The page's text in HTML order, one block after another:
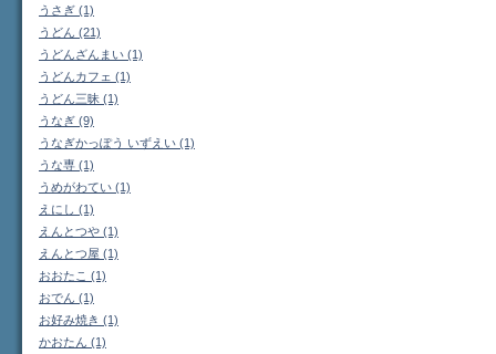
うさぎ (1)
うどん (21)
うどんざんまい (1)
うどんカフェ (1)
うどん三昧 (1)
うなぎ (9)
うなぎかっぽう いずえい (1)
うな専 (1)
うめがわてい (1)
えにし (1)
えんとつや (1)
えんとつ屋 (1)
おおたこ (1)
おでん (1)
お好み焼き (1)
かおたん (1)